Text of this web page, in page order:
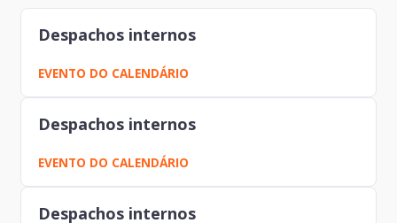
Despachos internos
EVENTO DO CALENDÁRIO
Despachos internos
EVENTO DO CALENDÁRIO
Despachos internos